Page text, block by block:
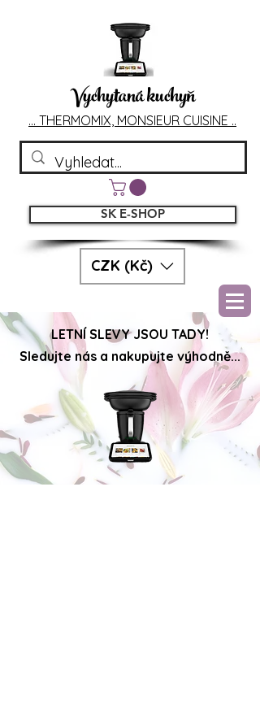
Vychytaná kuchyň
... THERMOMIX, MONSIEUR CUISINE ..
CZK (Kč)
SK E-SHOP
LETNÍ SLEVY JSOU TADY!
Sledujte nás a nakupujte výhodně...